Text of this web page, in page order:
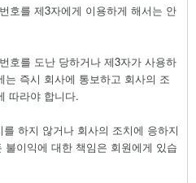
호를 제3자에게 이용하게 해서는 안
호를 도난 당하거나 제3자가 사용하
는 즉시 회사에 통보하고 회사의 조
따라야 합니다.
하지 않거나 회사의 조치에 응하지
불이익에 대한 책임은 회원에게 있습